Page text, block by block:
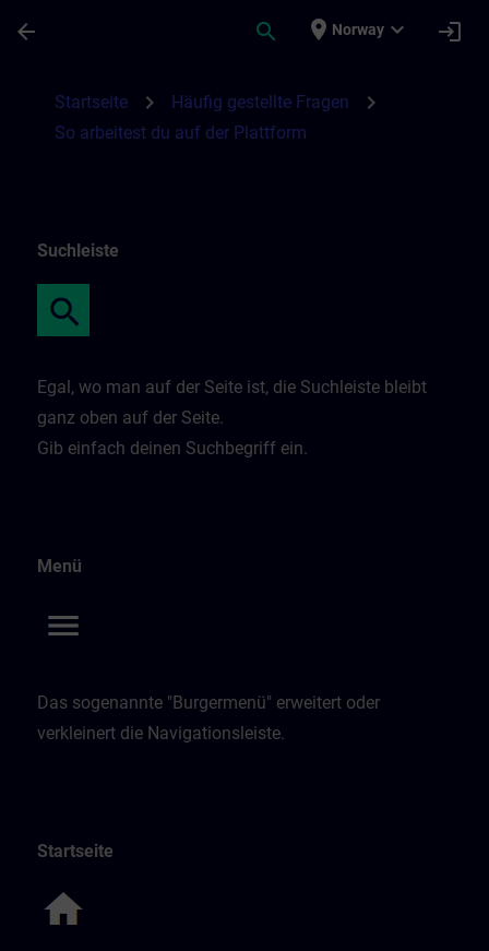
arrow_back search place Norway expand_more login
Startseite chevron_right Häufig gestellte Fragen chevron_right
So arbeitest du auf der Plattform
Suchleiste
Egal, wo man auf der Seite ist, die Suchleiste bleibt
ganz oben auf der Seite.
Gib einfach deinen Suchbegriff ein.
Menü
Das sogenannte "Burgermenü" erweitert oder
verkleinert die Navigationsleiste.
Startseite